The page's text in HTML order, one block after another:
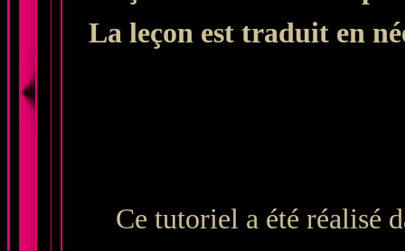
La leçon est traduit en
Ce tutoriel a été réalisé